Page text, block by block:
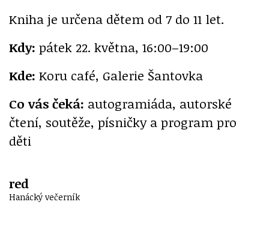
Kniha je určena dětem od 7 do 11 let.
Kdy: pátek 22. května, 16:00–19:00
Kde: Koru café, Galerie Šantovka
Co vás čeká: autogramiáda, autorské
čtení, soutěže, písničky a program pro
děti
red
Hanácký večerník